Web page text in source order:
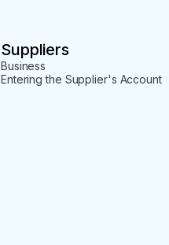
Suppliers
Business
Entering the Supplier's Account